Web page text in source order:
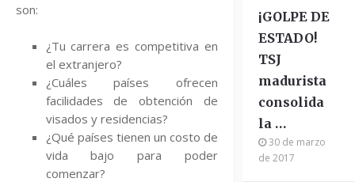
son:
¿Tu carrera es competitiva en
el extranjero?
¿Cuáles países ofrecen
facilidades de obtención de
visados y residencias?
¿Qué países tienen un costo de
vida bajo para poder
comenzar?
¡GOLPE DE
ESTADO!
TSJ
madurista
consolida
la …
30 de marzo
de 2017